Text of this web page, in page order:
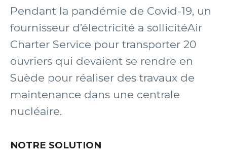
Pendant la pandémie de Covid-19, un
fournisseur d’électricité a sollicitéAir
Charter Service pour transporter 20
ouvriers qui devaient se rendre en
Suède pour réaliser des travaux de
maintenance dans une centrale
nucléaire.
NOTRE SOLUTION